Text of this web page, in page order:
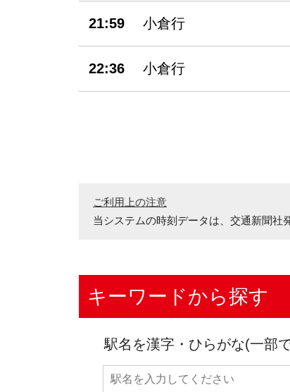
21:59 小倉行
22:36 小倉行
ご利用上の注意
当システムの時刻データは、 交通新聞社
キーワードから探す
駅名を漢字・ひらがな(一部